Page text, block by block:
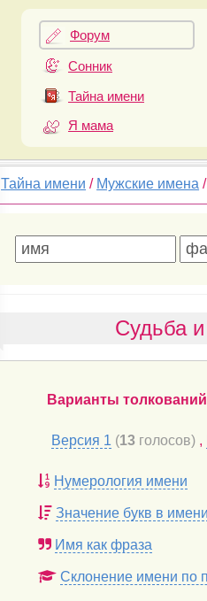
Форум
Сонник
Тайна имени
Я мама
Тайна имени / Мужские имена
Судьба
Варианты толкований
Версия 1 (13 голосов) ,
Нумерология имени
Значение букв в имени
Имя как фраза
Склонение имени по